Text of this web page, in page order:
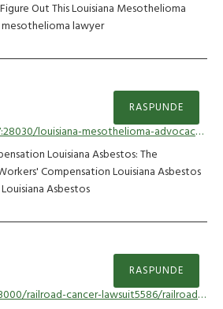
Out This Louisiana Mesothelioma
mesothelioma lawyer
http://124.223.158.217:28030/louisiana-mesothelioma-advocacy5108
RASPUNDE
Louisiana Asbestos: The
Compensation Louisiana Asbestos
Asbestos
https://lilianglij.top:13000/railroad-cancer-lawsuit5586/railroad-cancer-settlement1990/wiki/Railroad-Cancer-Settlement-Tools-To-Improve-Your-Daily-Lifethe-One-Railroad-Cancer-Settlement-Trick-That-Every-Person-Must-Be-Able-To
RASPUNDE